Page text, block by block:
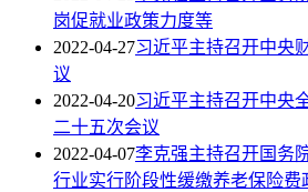
岗促就业政策力度等
2022-04-27习近平主持召开中央
议
2022-04-20习近平主持召开中央
二十五次会议
2022-04-07李克强主持召开国务
行业实行阶段性缓缴养老保险